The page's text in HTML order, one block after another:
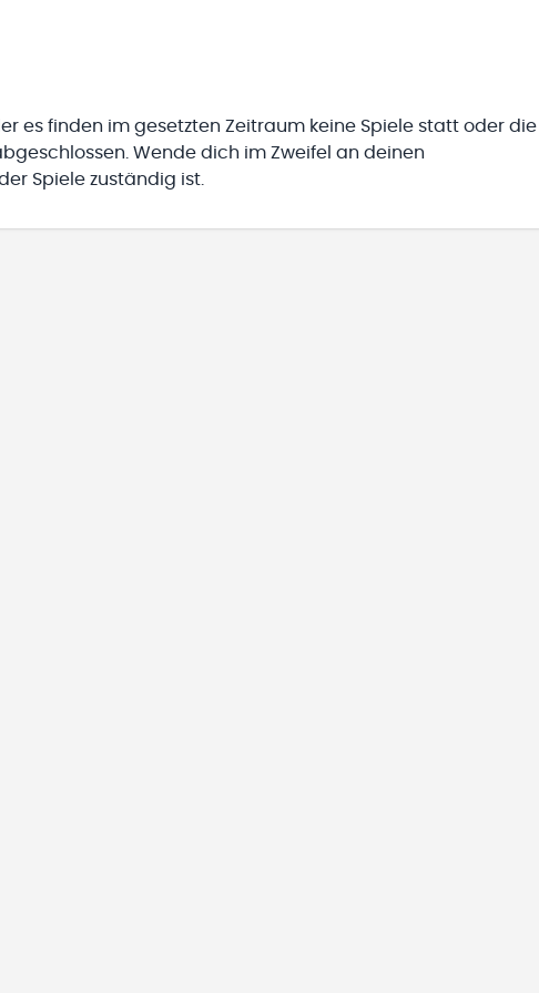
es finden im gesetzten Zeitraum keine Spiele statt oder die
Wende dich im Zweifel an deinen
Spiele zuständig ist.